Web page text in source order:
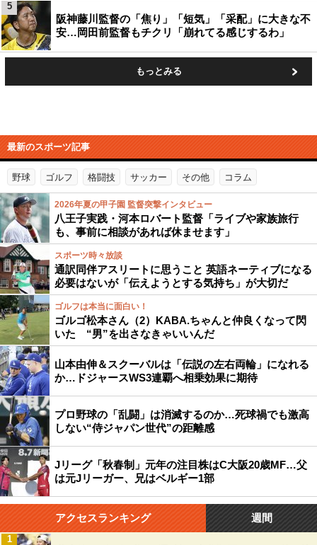
阪神藤川監督の「焦り」「短気」「采配」に大きな不
安…岡田前監督もチクリ「崩れてる感じするわ」
5
もっとみる
最新のスポーツ記事
野球 ゴルフ 格闘技 サッカー その他 コラム
2026年夏の甲子園 監督突撃インタビュー
八王子実践・河本ロバート監督「ライブや家族旅行
も、事前に相談があれば休ませます」
スポーツ時々放談
通訳同伴アスリートに思うこと 英語ネーティブになる
必要はないが「伝えようとする気持ち」が大切だ
ゴルフは本当に面白い！
ゴルゴ松本さん（2）KABA.ちゃんと仲良くなって閃
いた “男”を出さなきゃいいんだ
山本由伸＆スクーバルは「伝説の左右両輪」になれる
か…ドジャースWS3連覇へ相乗効果に期待
プロ野球の「乱闘」は消滅するのか…死球禍でも激高
しない“侍ジャパン世代”の距離感
Jリーグ「秋春制」元年の注目株はC大阪20歳MF…父
は元Jリーガー、兄はベルギー1部
アクセスランキング 週間
1